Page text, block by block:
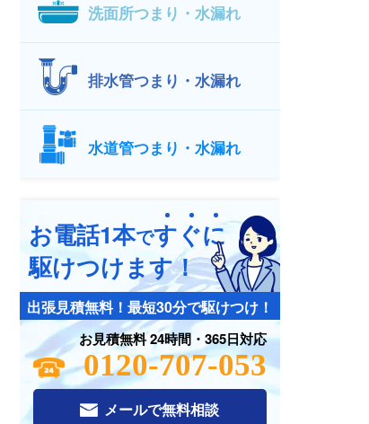
洗面所つまり・水漏れ
排水管つまり・水漏れ
水道管つまり・水漏れ
お電話1本ですぐに
駆けつけます！
出張見積無料！最短30分で駆けつけ！
お見積無料 24時間・365日対応
0120-707-053
メールで無料相談